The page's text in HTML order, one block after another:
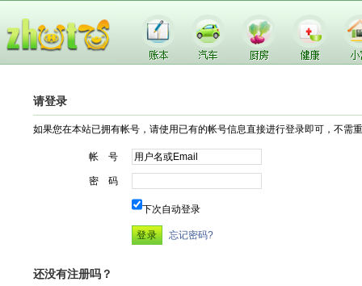
请登录
如果您在本站已拥有帐号，请使用已有的帐号信息直接进行登录即可，不需
帐 号
密 码
下次自动登录
忘记密码?
还没有注册吗？